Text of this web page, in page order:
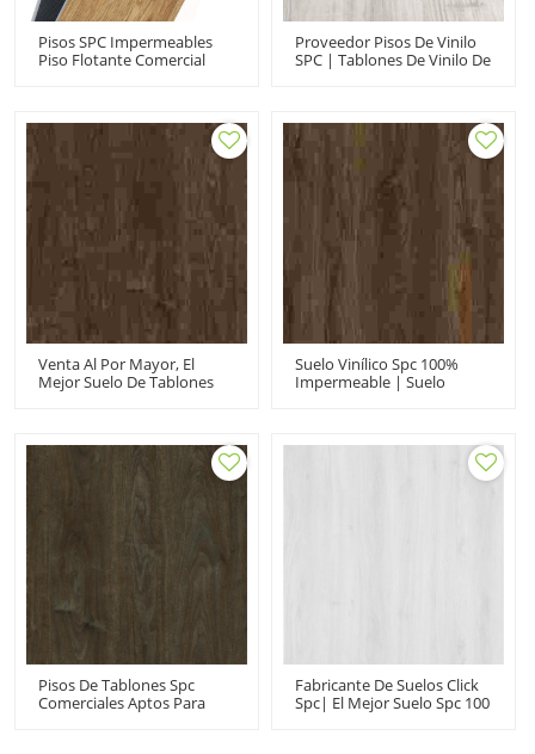
Pisos SPC Impermeables
Piso Flotante Comercial
Proveedor Pisos De Vinilo
SPC | Tablones De Vinilo De
Venta Al Por Mayor, El
Mejor Suelo De Tablones
Piso Spc De Núcleo Rígido
Para Uso En Dormitorios
Suelo Vinílico Spc 100%
Impermeable | Suelo
Pisos De Tablones Spc
Comerciales Aptos Para
Fabricante De Suelos Click
Spc| El Mejor Suelo Spc 100